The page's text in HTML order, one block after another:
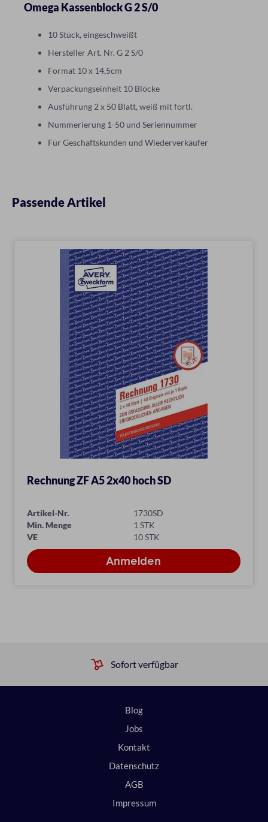
Omega Kassenblock G 2 S/0
10 Stück, eingeschweißt
Hersteller Art. Nr. G 2 S/0
Format 10 x 14,5cm
Verpackungseinheit 10 Blöcke
Ausführung 2 x 50 Blatt, weiß mit fortl.
Nummerierung 1-50 und Seriennummer
Für Geschäftskunden und Wiederverkäufer
Passende Artikel
Rechnung ZF A5 2x40 hoch SD
Artikel-Nr.
1730SD
Min. Menge
1 STK
VE
10 STK
Sofort verfügbar
Blog
Jobs
Kontakt
Datenschutz
AGB
Impressum